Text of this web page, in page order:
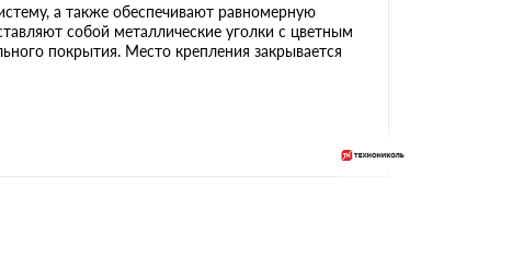
а также обеспечивают равномерную
собой металлические уголки с цветным
покрытия. Место крепления закрывается